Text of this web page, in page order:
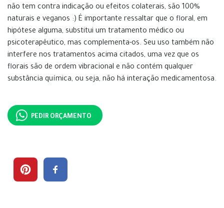
não tem contra indicação ou efeitos colaterais, são 100%
naturais e veganos :) É importante ressaltar que o floral, em
hipótese alguma, substitui um tratamento médico ou
psicoterapêutico, mas complementa-os. Seu uso também não
interfere nos tratamentos acima citados, uma vez que os
florais são de ordem vibracional e não contém qualquer
substância química, ou seja, não há interação medicamentosa.
PEDIR ORÇAMENTO